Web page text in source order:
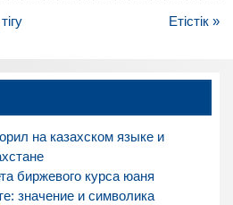
Етістік »
на казахском языке и
биржевого курса юаня
значение и символика